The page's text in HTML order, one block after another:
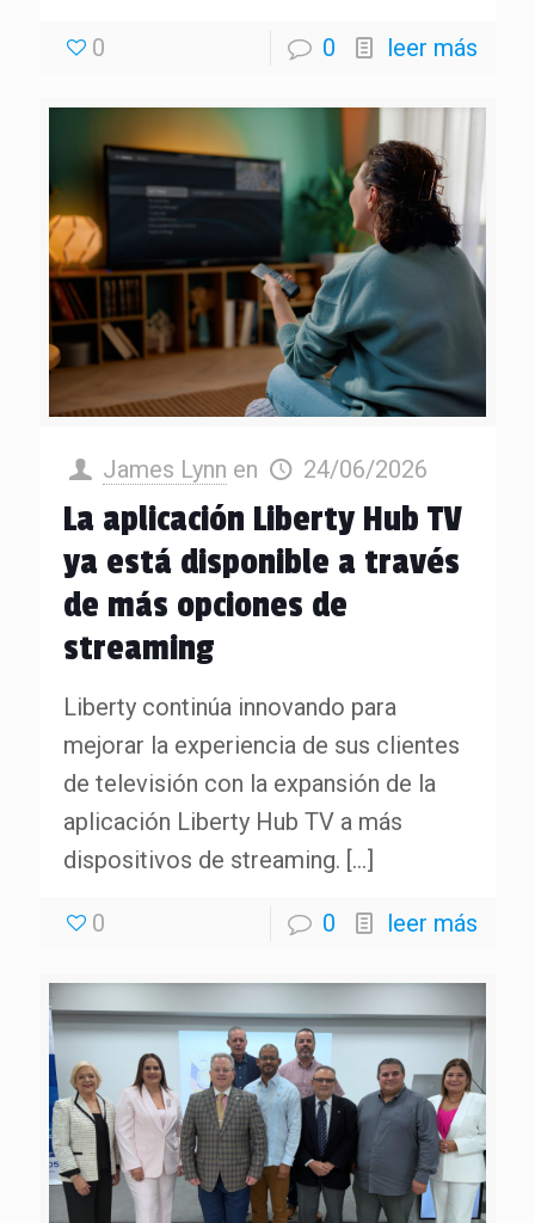
0 0 leer más
James Lynn en 24/06/2026
La aplicación Liberty Hub TV
ya está disponible a través
de más opciones de
streaming
Liberty continúa innovando para
mejorar la experiencia de sus clientes
de televisión con la expansión de la
aplicación Liberty Hub TV a más
dispositivos de streaming. […]
0 0 leer más